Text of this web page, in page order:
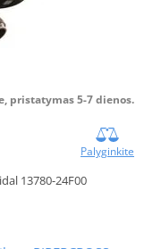
pristatymas 5-7 dienos.
Palyginkite
13780-24F00